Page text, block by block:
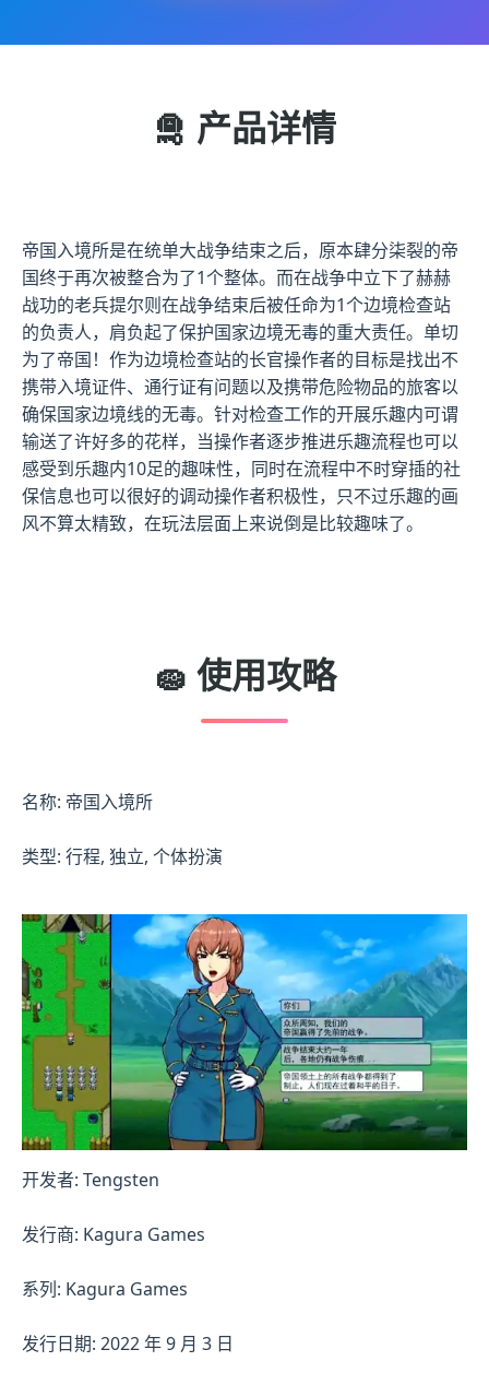
🛅 产品详情
帝国入境所是在统单大战争结束之后，原本肆分柒裂的帝
国终于再次被整合为了1个整体。而在战争中立下了赫赫
战功的老兵提尔则在战争结束后被任命为1个边境检查站
的负责人，肩负起了保护国家边境无毒的重大责任。单切
为了帝国！作为边境检查站的长官操作者的目标是找出不
携带入境证件、通行证有问题以及携带危险物品的旅客以
确保国家边境线的无毒。针对检查工作的开展乐趣内可谓
输送了许好多的花样，当操作者逐步推进乐趣流程也可以
感受到乐趣内10足的趣味性，同时在流程中不时穿插的社
保信息也可以很好的调动操作者积极性，只不过乐趣的画
风不算太精致，在玩法层面上来说倒是比较趣味了。
🧽 使用攻略
名称: 帝国入境所
类型: 行程, 独立, 个体扮演
开发者: Tengsten
发行商: Kagura Games
系列: Kagura Games
发行日期: 2022 年 9 月 3 日